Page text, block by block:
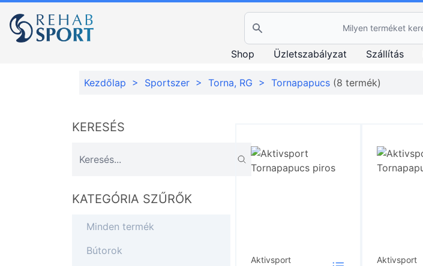
Keresés Ikon
Shop Üzletszabályzat Szállítás
Kezdőlap > Sportszer > Torna, RG > Tornapapucs (8 termék)
KERESÉS
KATEGÓRIA SZŰRŐK
Minden termék
Bútorok
Aktivsport
Aktivsport